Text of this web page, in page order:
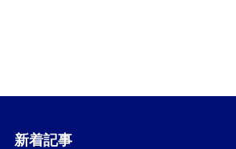
新着記事